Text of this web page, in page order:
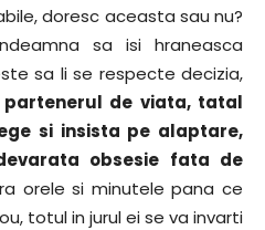
doresc aceasta sau nu?
sa isi hraneasca
sa li se respecte decizia,
partenerul de viata, tatal
si insista pe alaptare,
obsesie fata de
orele si minutele pana ce
totul in jurul ei se va invarti